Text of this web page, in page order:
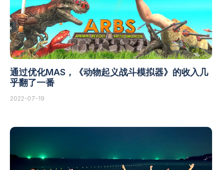
通过优化MAS，《动物起义战斗模拟器》的收入几
乎翻了一番
2022-07-19